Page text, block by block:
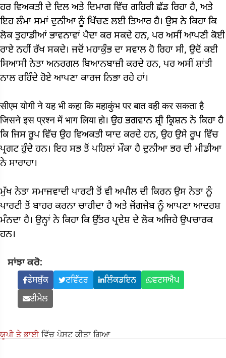
ਹਰ ਵਿਅਕਤੀ ਦੇ ਦਿਲ ਅਤੇ ਦਿਮਾਗ ਵਿੱਚ ਗਹਿਰੀ ਛੱਡ ਰਿਹਾ ਹੈ, ਅਤੇ
ਇਹ ਲੰਮਾ ਸਮਾਂ ਦੁਨੀਆ ਨੂੰ ਖਿੱਚਣ ਲਈ ਤਿਆਰ ਹੈ। ਉਸ ਨੇ ਕਿਹਾ ਕਿ
ਲੋਕ ਤੁਹਾਡੀਆਂ ਭਾਵਨਾਵਾਂ ਪੈਦਾ ਕਰ ਸਕਦੇ ਹਨ, ਪਰ ਅਸੀਂ ਆਪਣੀ ਕੋਈ
ਰਾਏ ਨਹੀਂ ਰੱਖ ਸਕਦੇ। ਜਦੋਂ ਮਹਾਕੁੰਭ ਦਾ ਸਵਾਲ ਹੋ ਰਿਹਾ ਸੀ, ਉਦੋਂ ਕਈ
ਸਿਆਸੀ ਨੇਤਾ ਅਨਰਗਲ ਬਿਆਨਬਾਜ਼ੀ ਕਰਦੇ ਹਨ, ਪਰ ਅਸੀਂ ਸ਼ਾਂਤੀ
ਨਾਲ ਰਹਿੰਦੇ ਹੋਏ ਆਪਣਾ ਕਾਰਜ ਨਿਭਾ ਰਹੇ ਹਾਂ।
सीएम योगी ने यह भी कहा कि महाकुंभ पर बात वही कर सकता है
जिसने इस प्रश्न में भाग लिया हो। ਉਹ ਭਗਵਾਨ ਸ਼੍ਰੀ ਕ੍ਰਿਸ਼ਨ ਨੇ ਕਿਹਾ ਹੈ
ਕਿ ਜਿਸ ਰੂਪ ਵਿੱਚ ਉਹ ਵਿਅਕਤੀ ਯਾਦ ਕਰਦੇ ਹਨ, ਉਹ ਉਸੇ ਰੂਪ ਵਿੱਚ
ਪ੍ਰਗਟ ਹੁੰਦੇ ਹਨ। ਇਹ ਸਭ ਤੋਂ ਪਹਿਲਾਂ ਮੌਕਾ ਹੈ ਦੁਨੀਆ ਭਰ ਦੀ ਮੀਡੀਆ
ਨੇ ਸਾਰਾਹਾ।
ਮੁੱਖ ਨੇਤਾ ਸਮਾਜਵਾਦੀ ਪਾਰਟੀ ਤੋਂ ਵੀ ਅਪੀਲ ਦੀ ਕਿਰਨ ਉਸ ਨੇਤਾ ਨੂੰ
ਪਾਰਟੀ ਤੋਂ ਬਾਹਰ ਕਰਨਾ ਚਾਹੀਦਾ ਹੈ ਅਤੇ ਜੋਂਗਜੇਬ ਨੂੰ ਆਪਣਾ ਆਦਰਸ਼
ਮੰਨਦਾ ਹੈ। ਉਨ੍ਹਾਂ ਨੇ ਕਿਹਾ ਕਿ ਉੱਤਰ ਪ੍ਰਦੇਸ਼ ਦੇ ਲੋਕ ਅਜਿਹੇ ਉਪਚਾਰਕ
ਹਨ।
ਸਾਂਝਾ ਕਰੋ:
ਫੇਸਬੁੱਕ ਟਵਿੱਟਰ ਲਿੰਕਡਇਨ
ਵਟਸਐਪ
ਈਮੇਲ
ਯੂਪੀ ਤੇ ਭਾਈ ਵਿੱਚ ਪੋਸਟ ਕੀਤਾ ਗਿਆ